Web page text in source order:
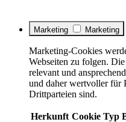
Marketing Marketing
Marketing-Cookies
Webseiten zu folgen.
relevant und
und daher wertvoller für
Drittparteien sind.
Herkunft Cookie Typ